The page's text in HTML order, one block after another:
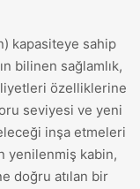
kapasiteye sahip
bilinen sağlamlık,
özelliklerine
seviyesi ve yeni
inşa etmeleri
yenilenmiş kabin,
doğru atılan bir